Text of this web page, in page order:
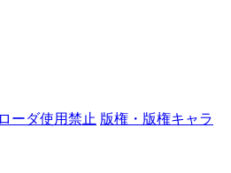
ーダ使用禁止 版権・版権キャラ